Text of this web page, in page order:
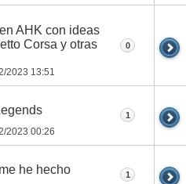
AHK con ideas
Corsa y otras
2023 13:51
0
2023 00:26
1
he hecho 1